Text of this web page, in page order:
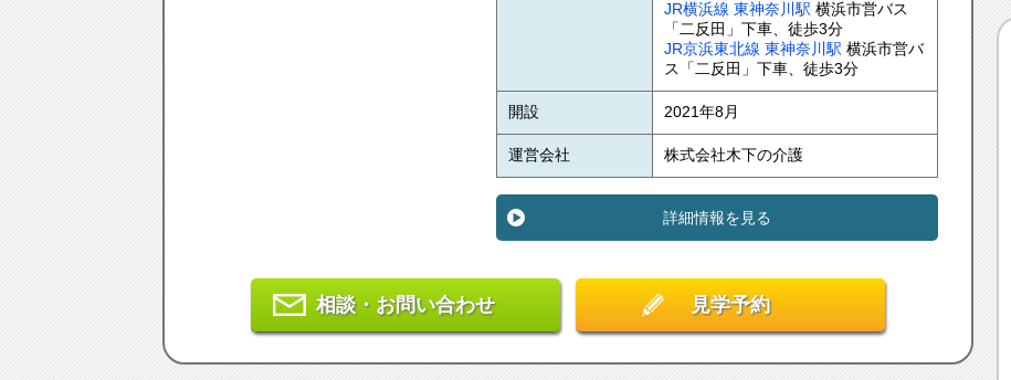
JR横浜線 東神奈川駅 横浜市営バス
「二反田」下車、徒歩3分
JR京浜東北線 東神奈川駅 横浜市営バ
ス「二反田」下車、徒歩3分
開設 2021年8月
運営会社 株式会社木下の介護
詳細情報を見る
相談・お問い合わせ 見学予約